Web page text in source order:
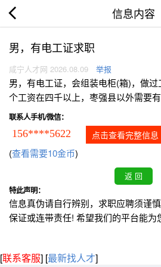
信息内容
男，有电工证求职
咸宁人才网 2026.08.09 举报
男，有电工证，会组装电柜(箱)，做
个工资在四千以上，枣强县以外需要
联系人手机/微信：
156****5622 点击查看完整信息
(查看需要10金币)
特此声明：
信息真伪请自行辨别，求职应聘须谨
保证或连带责任! 希望我们的平台能为
[联系客服] [最新找人才]